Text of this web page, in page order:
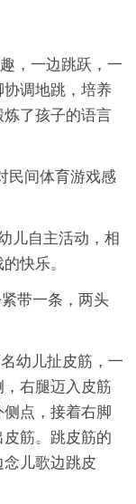
，一边跳跃，一
调地跳，培养
了孩子的语言
民间体育游戏感
儿自主活动，相
快乐。
带一条，两头
幼儿扯皮筋，一
右腿迈入皮筋
点，接着右脚
筋。跳皮筋的
儿歌边跳皮